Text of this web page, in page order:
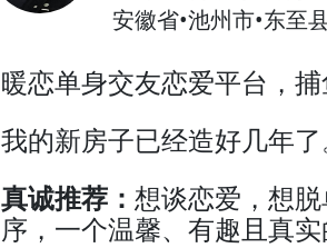
安徽省•池州市•东至
暖恋单身交友恋爱平台，
我的新房子已经造好几年
真诚推荐： 想谈恋爱，想
序，一个温馨、有趣且真